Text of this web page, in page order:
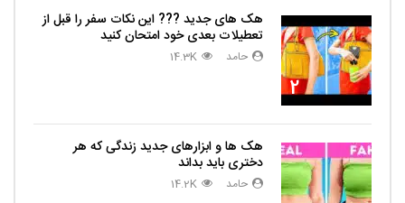
2
هک های جدید ??️? این نکات سفر را قبل از
تعطیلات بعدی خود امتحان کنید
حامد 14.3K
هک ها و ابزارهای جدید زندگی که هر
دختری باید بداند
حامد 14.2K